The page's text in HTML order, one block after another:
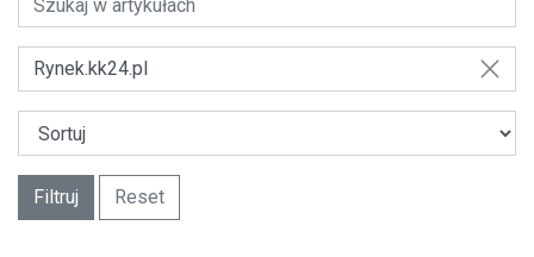
Rynek.kk24.pl
Filtruj Reset